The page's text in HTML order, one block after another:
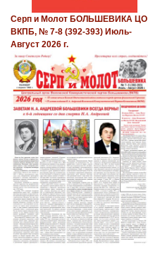
Серп и Молот БОЛЬШЕВИКА ЦО
ВКПБ, № 7-8 (392-393) Июль-
Август 2026 г.